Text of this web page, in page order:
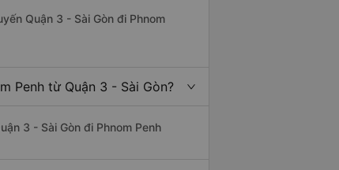
Quận 3 - Sài Gòn đi Phnom
Penh từ Quận 3 - Sài Gòn?
3 - Sài Gòn đi Phnom Penh